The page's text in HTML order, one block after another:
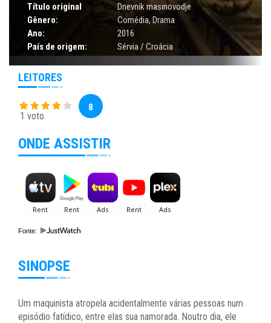
Título original
Dnevnik masinovodje
Gênero:
Comédia, Drama
Ano:
2016
País de origem:
Sérvia / Croácia
LEITORES
1 voto
8
ONDE ASSISTIR
Fonte:
SINOPSE
Um maquinista atropela acidentalmente várias pessoas num
episódio fatídico, entre elas sua namorada. Noutro dia, ele